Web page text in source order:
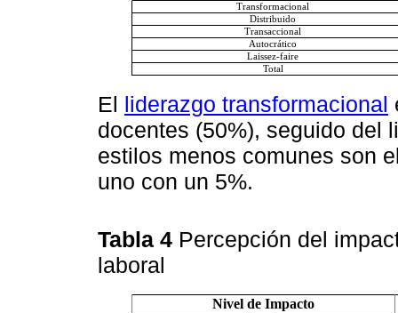
Transformacional
Distribuido
Transaccional
Autocrático
Laissez-faire
Total
El liderazgo transformacional
docentes (50%), seguido del
estilos menos comunes son
uno con un 5%.
Tabla 4 Percepción del
laboral
Nivel de Impacto